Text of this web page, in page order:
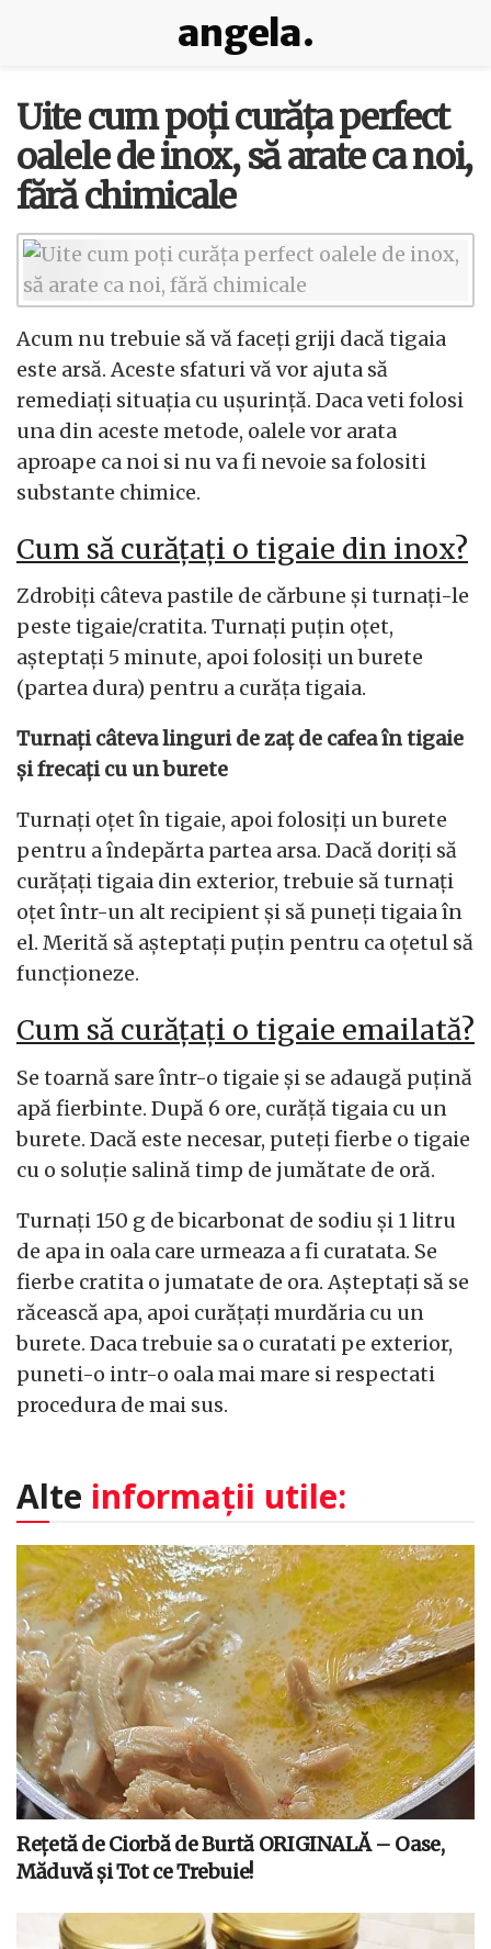
angela.
Uite cum poți curăța perfect
oalele de inox, să arate ca noi,
fără chimicale
Acum nu trebuie să vă faceți griji dacă tigaia
este arsă. Aceste sfaturi vă vor ajuta să
remediați situația cu ușurință. Daca veti folosi
una din aceste metode, oalele vor arata
aproape ca noi si nu va fi nevoie sa folositi
substante chimice.
Cum să curățați o tigaie din inox?
Zdrobiți câteva pastile de cărbune și turnați-le
peste tigaie/cratita. Turnați puțin oțet,
așteptați 5 minute, apoi folosiți un burete
(partea dura) pentru a curăța tigaia.
Turnați câteva linguri de zaț de cafea în tigaie
și frecați cu un burete
Turnați oțet în tigaie, apoi folosiți un burete
pentru a îndepărta partea arsa. Dacă doriți să
curățați tigaia din exterior, trebuie să turnați
oțet într-un alt recipient și să puneți tigaia în
el. Merită să așteptați puțin pentru ca oțetul să
funcționeze.
Cum să curățați o tigaie emailată?
Se toarnă sare într-o tigaie și se adaugă puțină
apă fierbinte. După 6 ore, curăță tigaia cu un
burete. Dacă este necesar, puteți fierbe o tigaie
cu o soluție salină timp de jumătate de oră.
Turnați 150 g de bicarbonat de sodiu și 1 litru
de apa in oala care urmeaza a fi curatata. Se
fierbe cratita o jumatate de ora. Așteptați să se
răcească apa, apoi curățați murdăria cu un
burete. Daca trebuie sa o curatati pe exterior,
puneti-o intr-o oala mai mare si respectati
procedura de mai sus.
Alte informații utile:
Rețetă de Ciorbă de Burtă ORIGINALĂ – Oase,
Măduvă și Tot ce Trebuie!